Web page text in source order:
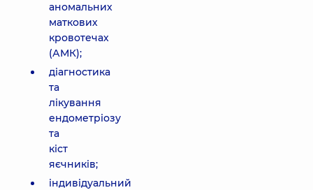
аномальних
маткових
кровотечах
(АМК);
діагностика
та
лікування
ендометріозу
та
кіст
яєчників;
індивідуальний